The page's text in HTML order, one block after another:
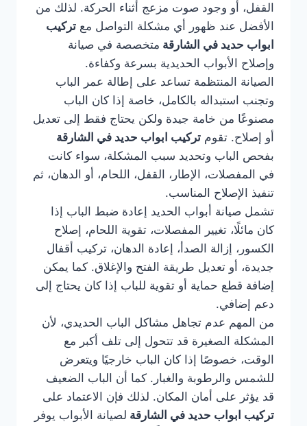
القفل، أو وجود صوت مزعج أثناء الحركة. لذلك من
الأفضل عند ظهور أي مشكلة التواصل مع تركيب
ابواب حديد في الشارقة متخصصة في صيانة
وإصلاح الأبواب الحديدية بسرعة وكفاءة.
الصيانة المنتظمة تساعد على إطالة عمر الباب
وتجنب استبداله بالكامل، خاصة إذا كان الباب
مصنوعًا من خامة جيدة ولكن يحتاج فقط إلى تعديل
أو إصلاح. تقوم تركيب ابواب حديد في الشارقة
بفحص الباب وتحديد سبب المشكلة، سواء كانت
في المفصلات، الإطار، القفل، اللحام، أو الدهان، ثم
تنفيذ الإصلاح المناسب.
تشمل صيانة أبواب الحديد إعادة ضبط الباب إذا
كان مائلًا، تغيير المفصلات، تقوية اللحام، إصلاح
الكسور، إزالة الصدأ، إعادة الدهان، تركيب أقفال
جديدة، أو تعديل طريقة الفتح والإغلاق. كما يمكن
إضافة قطع حماية أو تقوية للباب إذا كان يحتاج إلى
دعم إضافي.
من المهم عدم تجاهل مشاكل الباب الحديدي، لأن
المشكلة الصغيرة قد تتحول إلى تلف أكبر مع
الوقت، خصوصًا إذا كان الباب خارجيًا ويتعرض
للشمس والرطوبة والغبار. كما أن الباب الضعيف
قد يؤثر على أمان المكان. لذلك فإن الاعتماد على
تركيب ابواب حديد في الشارقة لصيانة الأبواب يوفر